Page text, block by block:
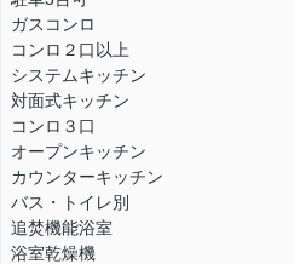
ガスコンロ
コンロ２口以上
システムキッチン
対面式キッチン
コンロ３口
オープンキッチン
カウンターキッチン
バス・トイレ別
追焚機能浴室
浴室乾燥機